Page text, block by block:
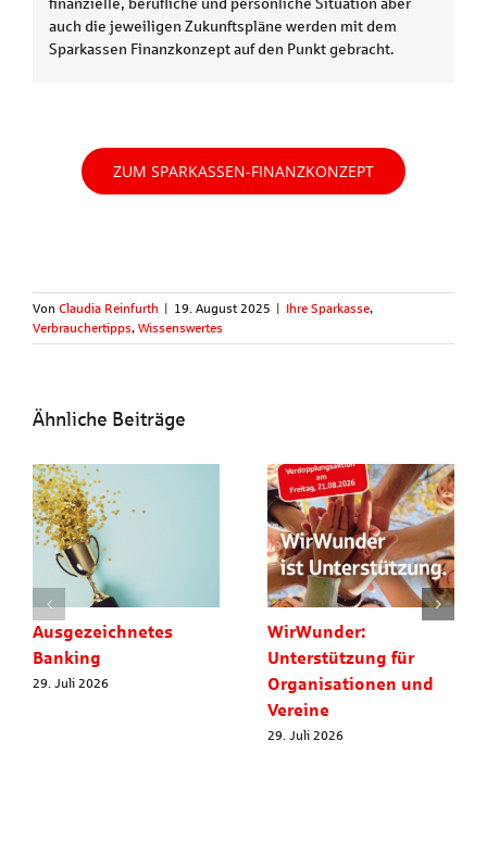
auch die jeweiligen Zukunftspläne werden mit dem
Sparkassen Finanzkonzept auf den Punkt gebracht.
ZUM SPARKASSEN-FINANZKONZEPT
Von Claudia Reinfurth | 19. August 2025 | Ihre Sparkasse,
Verbrauchertipps, Wissenswertes
Ähnliche Beiträge
Ausgezeichnetes
Banking
29. Juli 2026
WirWunder:
Unterstützung für
Organisationen und
Vereine
29. Juli 2026